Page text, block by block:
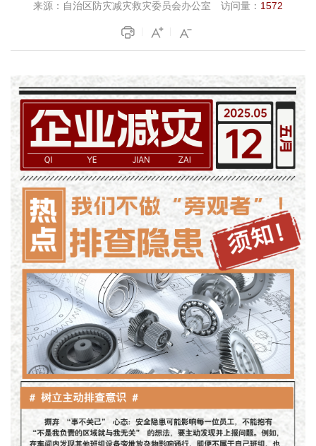
来源： 自治区防灾减灾救灾委员会办公室 访问量： 1572